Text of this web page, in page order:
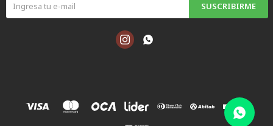
SUSCRIBIRME
 